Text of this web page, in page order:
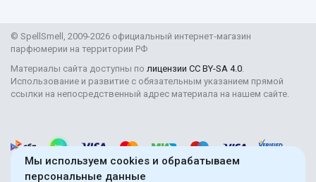
Мы используем cookies и обрабатываем
персональные данные
Поставщикам
© SpellSmell, 2009-2026 официальный интернет-магазин
парфюмерии на территории РФ
Материалы сайта доступны по лицензии CC BY-SA 4.0.
Использование и развитие с обязательным указанием прямой
ссылки на непосредственный адрес материала на нашем сайте.